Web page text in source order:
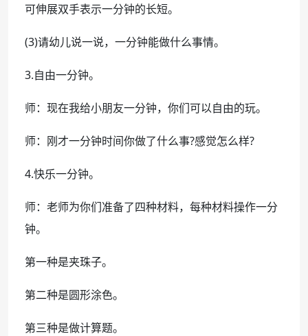
可伸展双手表示一分钟的长短。
(3)请幼儿说一说，一分钟能做什么事情。
3.自由一分钟。
师：现在我给小朋友一分钟，你们可以自由的玩。
师：刚才一分钟时间你做了什么事?感觉怎么样?
4.快乐一分钟。
师：老师为你们准备了四种材料，每种材料操作一分
钟。
第一种是夹珠子。
第二种是圆形涂色。
第三种是做计算题。